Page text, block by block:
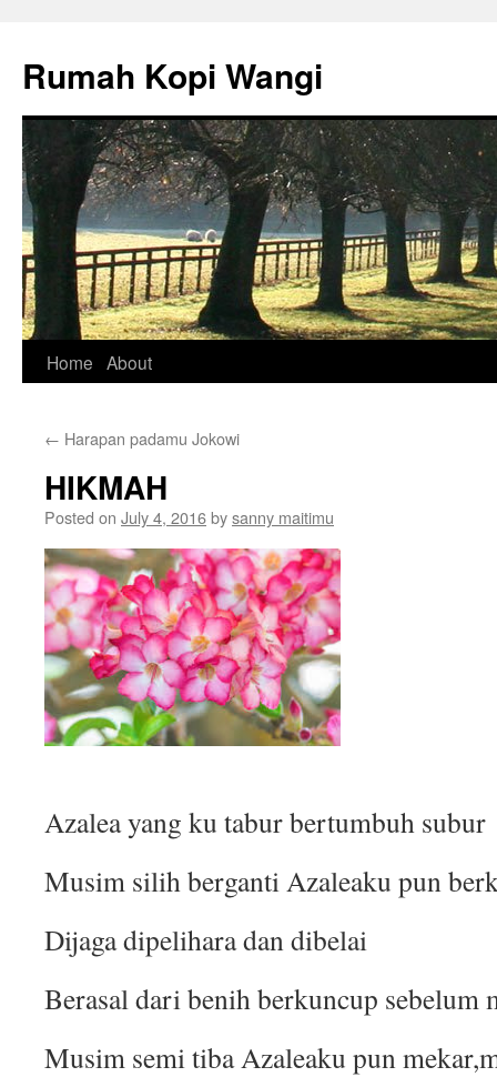
Rumah Kopi Wangi
Skip
content
Home About
← Harapan padamu Jokowi
HIKMAH
Posted on July 4, 2016bysanny maitimu
Azalea yang ku tabur bertumbuh subur
Musim silih berganti Azaleaku pun
Dijaga dipelihara dan dibelai
Berasal dari benih berkuncup sebelum
Musim semi tiba Azaleaku pun